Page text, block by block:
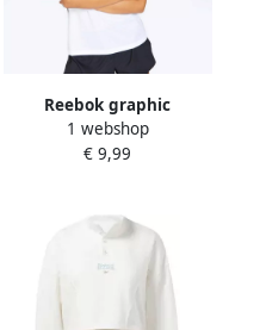
Reebok graphic
hardlooptanktop wit dames
1 webshop
€ 9,99